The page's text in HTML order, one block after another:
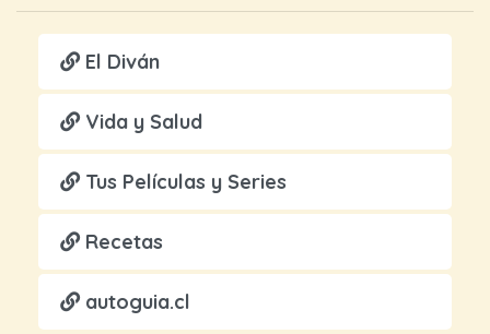
El Diván
Vida y Salud
Tus Películas y Series
Recetas
autoguia.cl